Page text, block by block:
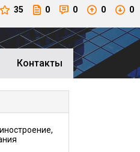
35 0 0 0 0
Контакты